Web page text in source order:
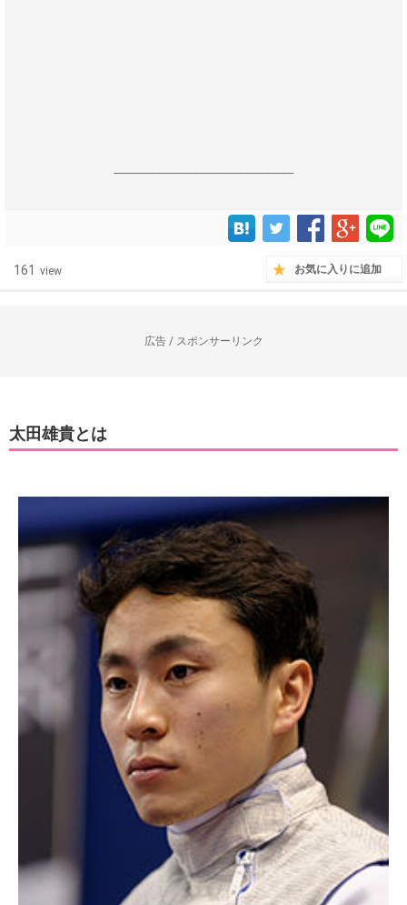
------------------------------------------------------------------
161 view お気に入りに追加
広告 / スポンサーリンク
太田雄貴とは